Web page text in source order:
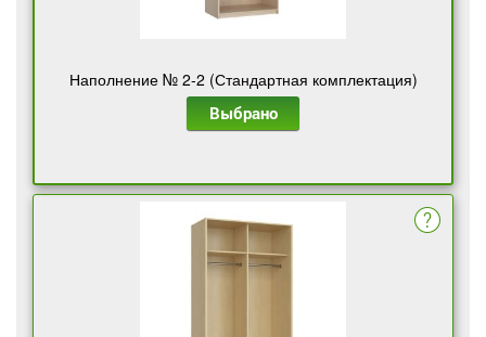
Наполнение № 2-2 (Стандартная комплектация)
Выбрано